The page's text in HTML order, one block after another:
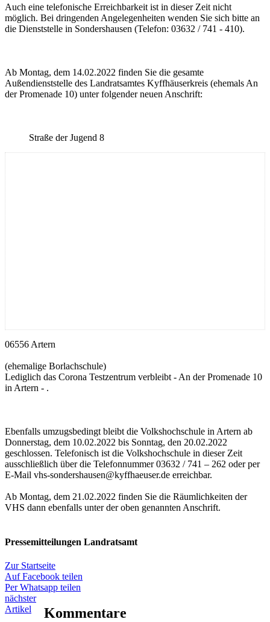
Auch eine telefonische Erreichbarkeit ist in dieser Zeit nicht
möglich. Bei dringenden Angelegenheiten wenden Sie sich bitte an
die Dienststelle in Sondershausen (Telefon: 03632 / 741 - 410).
Ab Montag, dem 14.02.2022 finden Sie die gesamte
Außendienststelle des Landratsamtes Kyffhäuserkreis (ehemals An
der Promenade 10) unter folgender neuen Anschrift:
Straße der Jugend 8
06556 Artern
(ehemalige Borlachschule)
Lediglich das Corona Testzentrum verbleibt - An der Promenade 10
in Artern - .
Ebenfalls umzugsbedingt bleibt die Volkshochschule in Artern ab
Donnerstag, dem 10.02.2022 bis Sonntag, den 20.02.2022
geschlossen. Telefonisch ist die Volkshochschule in dieser Zeit
ausschließlich über die Telefonnummer 03632 / 741 – 262 oder per
E-Mail vhs-sondershausen@kyffhaeuser.de erreichbar.
Ab Montag, dem 21.02.2022 finden Sie die Räumlichkeiten der
VHS dann ebenfalls unter der oben genannten Anschrift.
Pressemitteilungen Landratsamt
Zur Startseite
Auf Facebook teilen
Per Whatsapp teilen
nächster
Artikel
Kommentare